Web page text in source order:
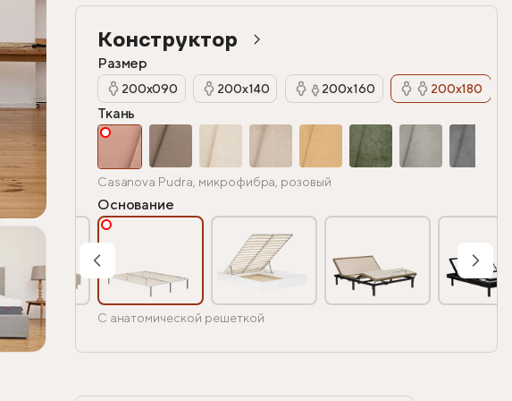
Конструктор
Размер
200х090 200х140 200х160 200х180
Ткань
Casanova Pudra, микрофибра, розовый
Основание
С анатомической решеткой